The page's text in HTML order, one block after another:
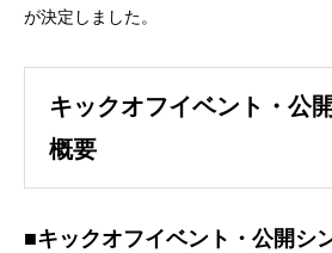
が決定しました。
キックオフイベント・公
概要
■キックオフイベント・公開シ